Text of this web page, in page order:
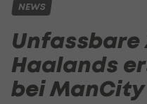
NEWS
Unfassbare
Haalands
bei ManCity